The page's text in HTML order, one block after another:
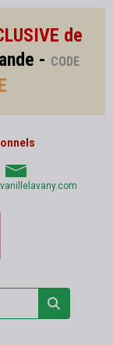
de
- CODE